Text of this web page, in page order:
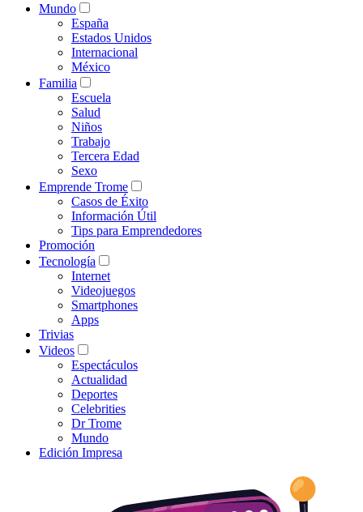
Mundo
España
Estados Unidos
Internacional
México
Familia
Escuela
Salud
Niños
Trabajo
Tercera Edad
Sexo
Emprende Trome
Casos de Éxito
Información Útil
Tips para Emprendedores
Promoción
Tecnología
Internet
Videojuegos
Smartphones
Apps
Trivias
Videos
Espectáculos
Actualidad
Deportes
Celebrities
Dr Trome
Mundo
Edición Impresa